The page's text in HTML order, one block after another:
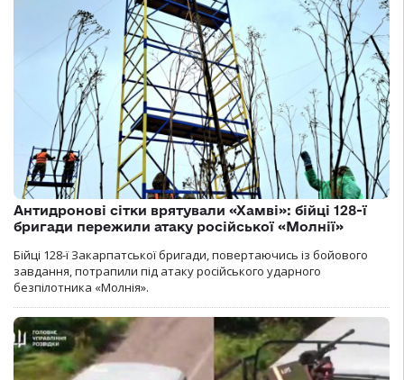
Антидронові сітки врятували «Хамві»: бійці 128-ї
бригади пережили атаку російської «Молнії»
Бійці 128-ї Закарпатської бригади, повертаючись із бойового
завдання, потрапили під атаку російського ударного
безпілотника «Молнія».